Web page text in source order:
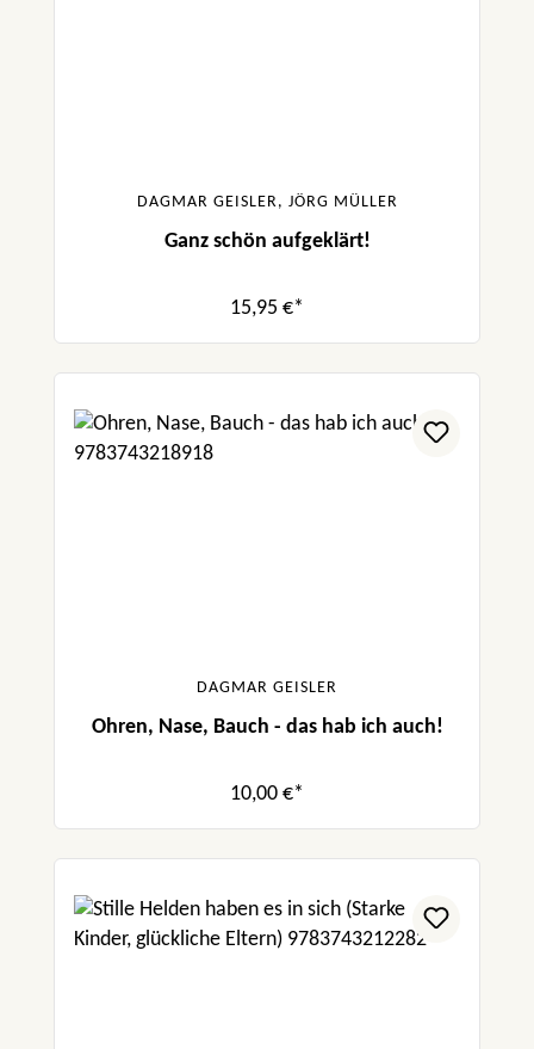
DAGMAR GEISLER, JÖRG MÜLLER
Ganz schön aufgeklärt!
15,95 €*
DAGMAR GEISLER
Ohren, Nase, Bauch - das hab ich auch!
10,00 €*